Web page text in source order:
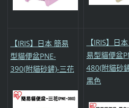
【IRIS】日本 簡易
型貓便盆PNE-
390(附貓砂鏟)-三花
【IRIS】日
易型貓便盆
480(附貓砂
黑色